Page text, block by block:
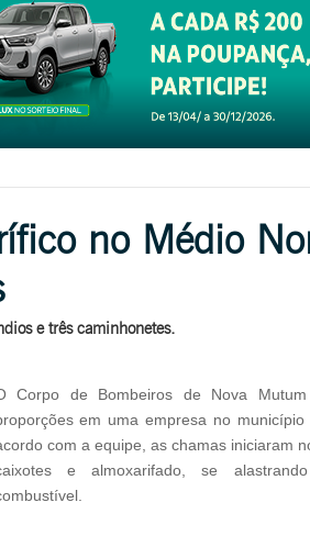
no Médio
e três caminhonetes.
Corpo de Bombeiros de Nova
em uma empresa no
com a equipe, as chamas iniciaram
e almoxarifado, se